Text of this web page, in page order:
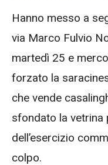
Hanno messo a
via Marco Fulvio
martedì 25 e
forzato la
che vende
sfondato la vetrina
dell’esercizio
colpo.